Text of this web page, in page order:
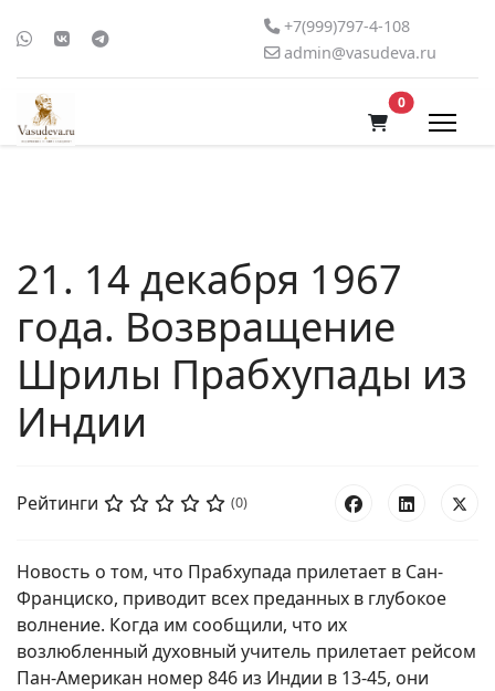
+7(999)797-4-108
admin@vasudeva.ru
0В корзину
21. 14 декабря 1967
года. Возвращение
Шрилы Прабхупады из
Индии
Рейтинги (0)
Новость о том, что Прабхупада прилетает в Сан-
Франциско, приводит всех преданных в глубокое
волнение. Когда им сообщили, что их
возлюбленный духовный учитель прилетает рейсом
Пан-Американ номер 846 из Индии в 13-45, они